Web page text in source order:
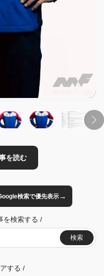
検索で優先表示→
を検索する /
検索
する /